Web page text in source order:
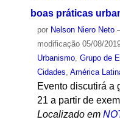
boas práticas
por Nelson Niero Neto
modificação05/08/
Urbanismo, Grupo de
Cidades América
Evento discutirá a
21 a partir de
Localizado em